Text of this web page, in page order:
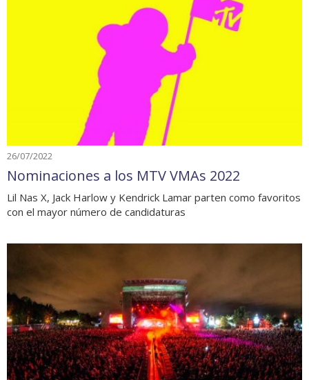
26/07/2022
Nominaciones a los MTV VMAs 2022
Lil Nas X, Jack Harlow y Kendrick Lamar parten como favoritos
con el mayor número de candidaturas